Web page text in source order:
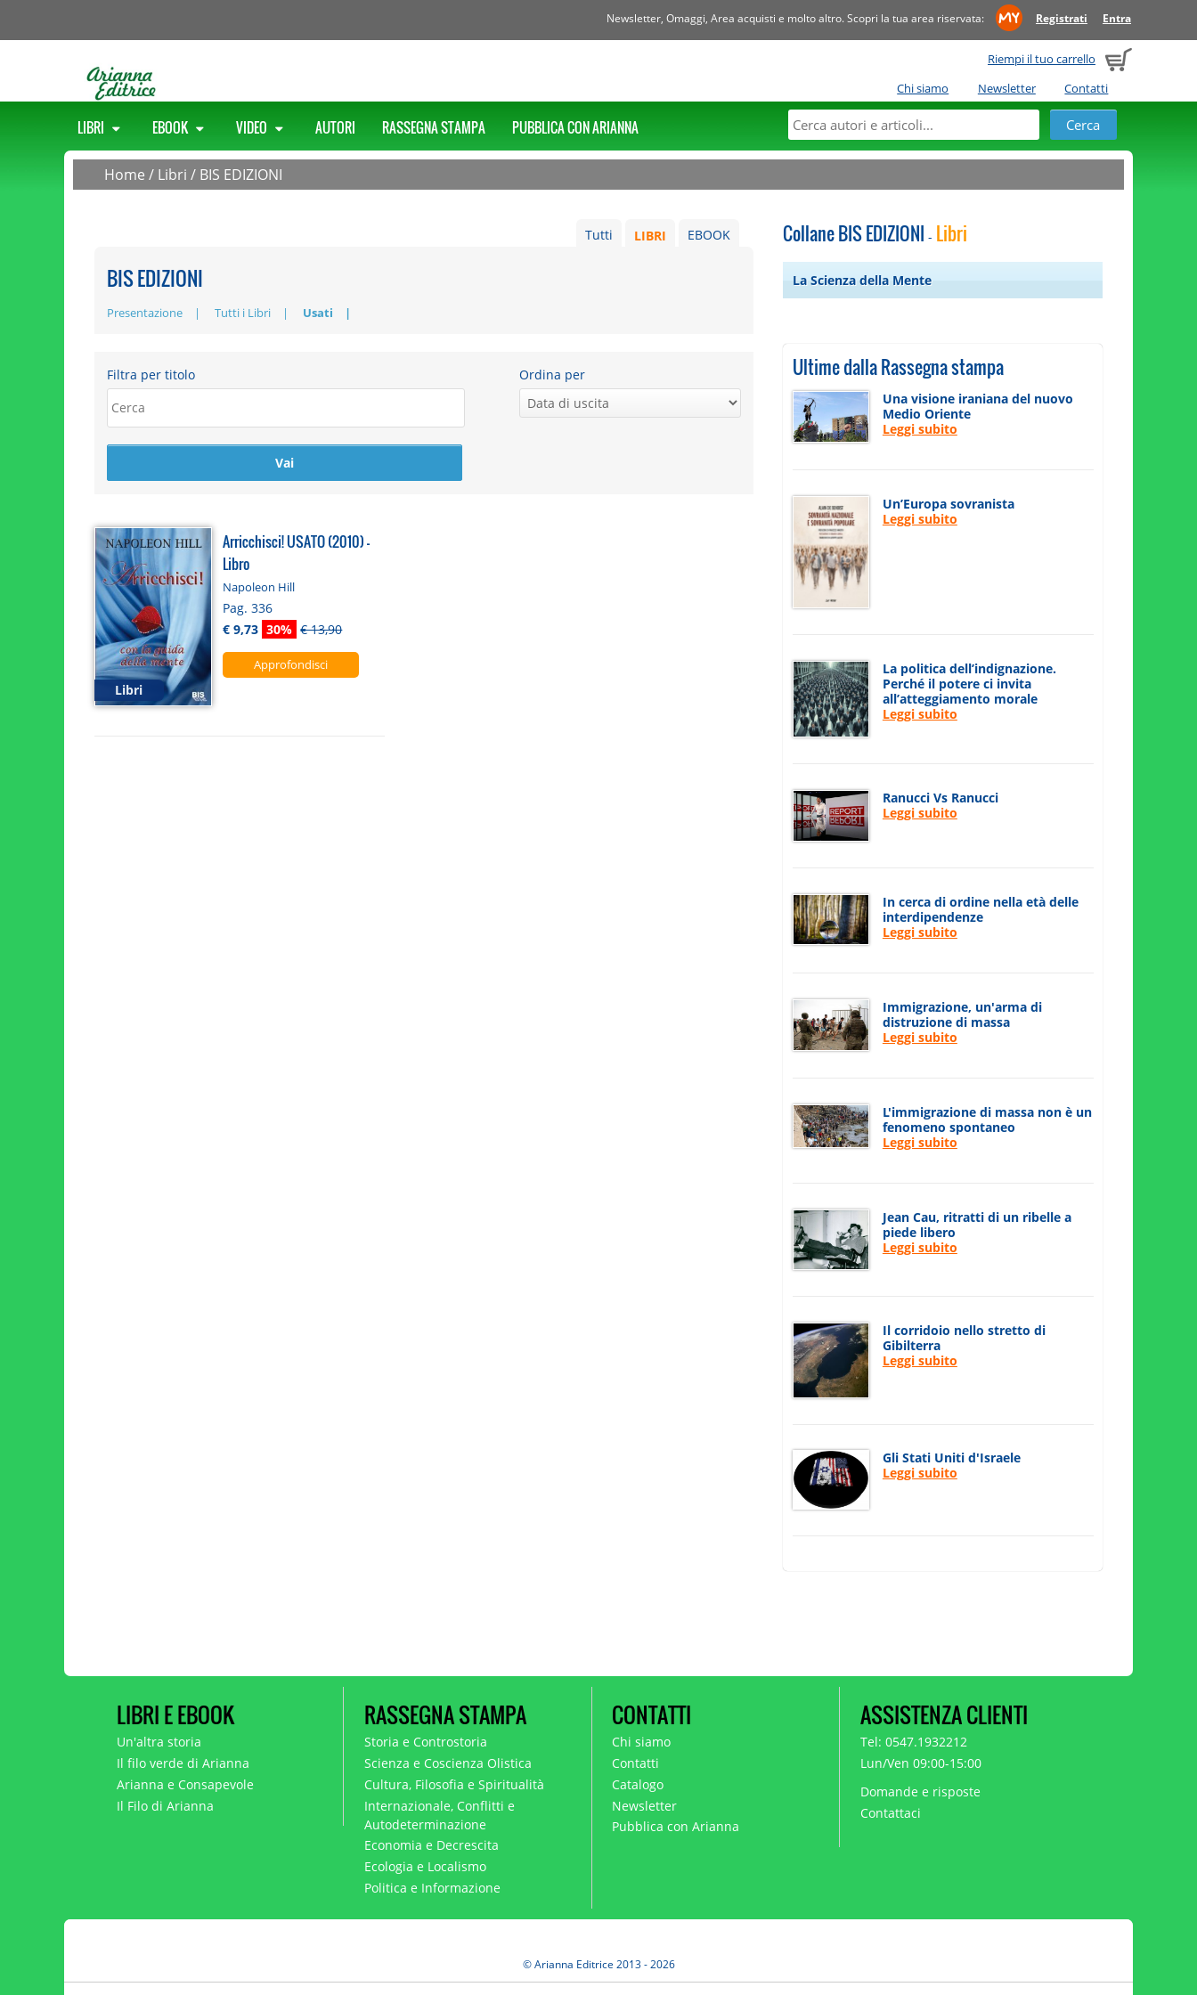
Newsletter, Omaggi, Area acquisti e molto altro. Scopri la tua area riservata: Registrati Entra
Riempi il tuo carrello
Chi siamo
Newsletter Contatti
LIBRI EBOOK VIDEO AUTORI RASSEGNA STAMPA PUBBLICA CON ARIANNA
Home / Libri / BIS EDIZIONI
EBOOK
LIBRI
Tutti
BIS EDIZIONI
Presentazione Tutti i Libri Usati
Filtra per titolo Ordina per
Libri
Arricchisci! USATO (2010) -
Libro
Napoleon Hill
Pag. 336
€ 9,73 30% € 13,90
Approfondisci
Collane BIS EDIZIONI - Libri
La Scienza della Mente
Ultime dalla Rassegna stampa
Una visione iraniana del nuovo
Medio Oriente
Leggi subito
Un’Europa sovranista
Leggi subito
La politica dell’indignazione.
Perché il potere ci invita
all’atteggiamento morale
Leggi subito
Ranucci Vs Ranucci
Leggi subito
In cerca di ordine nella età delle
interdipendenze
Leggi subito
Immigrazione, un'arma di
distruzione di massa
Leggi subito
L'immigrazione di massa non è un
fenomeno spontaneo
Leggi subito
Jean Cau, ritratti di un ribelle a
piede libero
Leggi subito
Il corridoio nello stretto di
Gibilterra
Leggi subito
Gli Stati Uniti d'Israele
Leggi subito
LIBRI E EBOOK
Un'altra storia
Il filo verde di Arianna
Arianna e Consapevole
Il Filo di Arianna
RASSEGNA STAMPA
Storia e Controstoria
Scienza e Coscienza Olistica
Cultura, Filosofia e Spiritualità
Internazionale, Conflitti e
Autodeterminazione
Economia e Decrescita
Ecologia e Localismo
Politica e Informazione
CONTATTI
Chi siamo
Contatti
Catalogo
Newsletter
Pubblica con Arianna
ASSISTENZA CLIENTI
Tel: 0547.1932212
Lun/Ven 09:00-15:00
Domande e risposte
Contattaci
© Arianna Editrice 2013 - 2026